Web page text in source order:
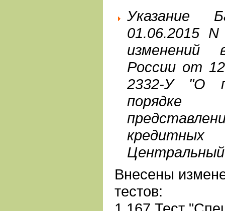
Указание
01.06.2015
изменений
России от
2332-У "О
порядке
Внесены
тестов: